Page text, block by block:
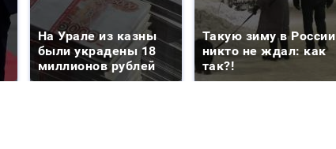
На Урале из казны
были украдены 18
миллионов рублей
Такую зиму в России
никто не ждал: как
так?!